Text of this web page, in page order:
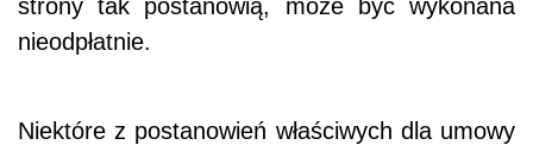
strony tak postanowią, może być wykonana
nieodpłatnie.
Niektóre z postanowień właściwych dla umowy